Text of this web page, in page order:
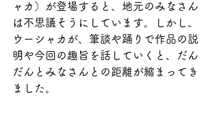
ャカ）が登場すると、地元のみなさん
は不思議そうにしています。しかし、
ウーシャカが、筆談や踊りで作品の説
明や今回の趣旨を話していくと、だん
だんとみなさんとの距離が縮まってき
ました。